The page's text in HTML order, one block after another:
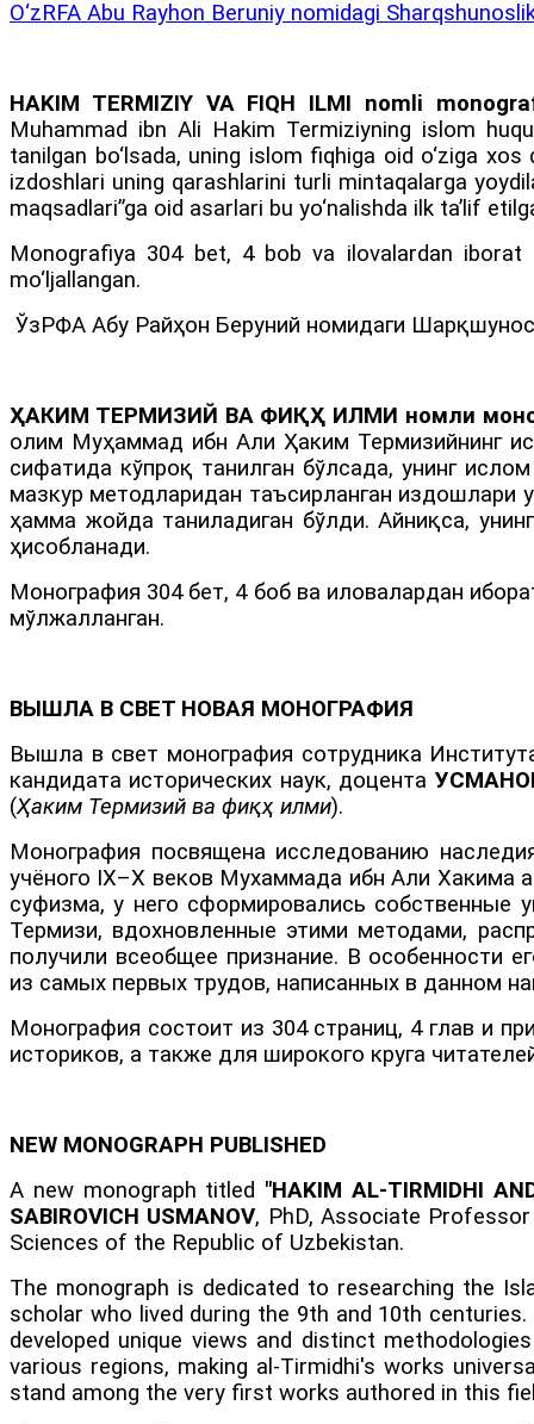
O‘zRFA Abu Rayhon Beruniy nomidagi
HAKIM TERMIZIY VA FIQH ILMI nomli
Muhammad ibn Ali Hakim Termiziyning islom
tanilgan bo‘lsada, uning islom fiqhiga oid o‘ziga
izdoshlari uning qarashlarini turli mintaqalarga
maqsadlari”ga oid asarlari bu yo‘nalishda ilk ta’lif
Monografiya 304 bet, 4 bob va ilovalardan iborat
mo‘ljallangan.
ЎзРФА Абу Райҳон Беруний номидаги
ҲАКИМ ТЕРМИЗИЙ ВА ФИҚҲ ИЛМИ номли
олим Муҳаммад ибн Али Ҳаким Термизийнинг
сифатида кўпроқ танилган бўлсада, унинг
мазкур методларидан таъсирланган издошлари
ҳамма жойда таниладиган бўлди. Айниқса,
ҳисобланади.
Монография 304 бет, 4 боб ва иловалардан
мўлжалланган.
ВЫШЛА В СВЕТ НОВАЯ МОНОГРАФИЯ
Вышла в свет монография сотрудника
кандидата исторических наук, доцента
(Ҳаким Термизий ва фиқҳ илми).
Монография посвящена исследованию
учёного IX–X веков Мухаммада ибн Али Хакима
суфизма, у него сформировались собственные
Термизи, вдохновленные этими методами,
получили всеобщее признание. В особенности
из самых первых трудов, написанных в данном
Монография состоит из 304 страниц, 4 глав и
историков, а также для широкого круга
NEW MONOGRAPH PUBLISHED
A new monograph titled "HAKIM AL-TIRMIDHI
SABIROVICH USMANOV, PhD, Associate
Sciences of the Republic of Uzbekistan.
The monograph is dedicated to researching the
scholar who lived during the 9th and 10th
developed unique views and distinct
various regions, making al-Tirmidhi's works
stand among the very first works authored in this